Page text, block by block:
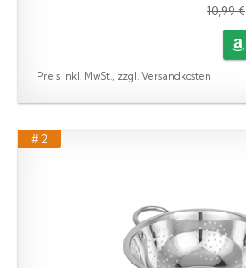
10,99 €
Preis inkl. MwSt., zzgl. Versandkosten
# 2